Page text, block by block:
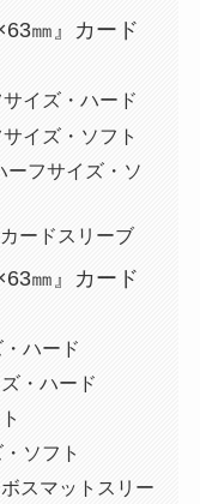
㎜』カード
イズ・ハード
イズ・ソフト
フサイズ・ソ
ードスリーブ
㎜』カード
ハード
・ハード
ソフト
スマットスリー